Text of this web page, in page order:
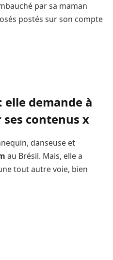
par sa maman
postés sur son compte
elle demande à
contenus x
danseuse et
au Brésil. Mais, elle a
tout autre voie, bien